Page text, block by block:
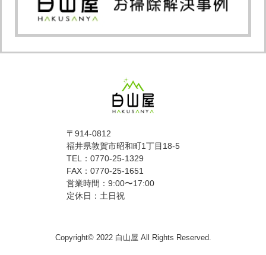
〒914-0812
福井県敦賀市昭和町1丁目18-5
TEL：0770-25-1329
FAX：0770-25-1651
営業時間：9:00〜17:00
定休日：土日祝
Copyright© 2022 白山屋 All Rights Reserved.